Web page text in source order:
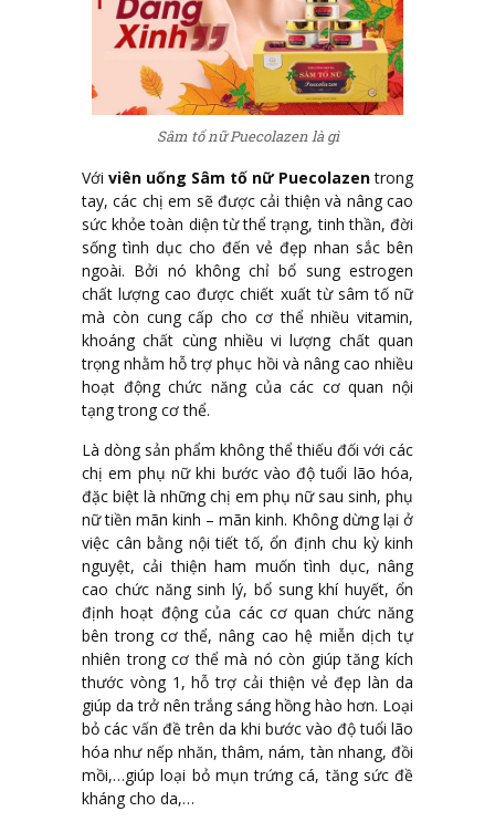
Sâm tố nữ Puecolazen là gì
Với viên uống Sâm tố nữ Puecolazentrong
tay, các chị em sẽ được cải thiện và nâng cao
sức khỏe toàn diện từ thể trạng, tinh thần, đời
sống tình dục cho đến vẻ đẹp nhan sắc bên
ngoài. Bởi nó không chỉ bổ sung estrogen
chất lượng cao được chiết xuất từ sâm tố nữ
mà còn cung cấp cho cơ thể nhiều vitamin,
khoáng chất cùng nhiều vi lượng chất quan
trọng nhằm hỗ trợ phục hồi và nâng cao nhiều
hoạt động chức năng của các cơ quan nội
tạng trong cơ thể.
Là dòng sản phẩm không thể thiếu đối với các
chị em phụ nữ khi bước vào độ tuổi lão hóa,
đặc biệt là những chị em phụ nữ sau sinh, phụ
nữ tiền mãn kinh – mãn kinh. Không dừng lại ở
việc cân bằng nội tiết tố, ổn định chu kỳ kinh
nguyệt, cải thiện ham muốn tình dục, nâng
cao chức năng sinh lý, bổ sung khí huyết, ổn
định hoạt động của các cơ quan chức năng
bên trong cơ thể, nâng cao hệ miễn dịch tự
nhiên trong cơ thể mà nó còn giúp tăng kích
thước vòng 1, hỗ trợ cải thiện vẻ đẹp làn da
giúp da trở nên trắng sáng hồng hào hơn. Loại
bỏ các vấn đề trên da khi bước vào độ tuổi lão
hóa như nếp nhăn, thâm, nám, tàn nhang, đồi
mồi,…giúp loại bỏ mụn trứng cá, tăng sức đề
kháng cho da,…